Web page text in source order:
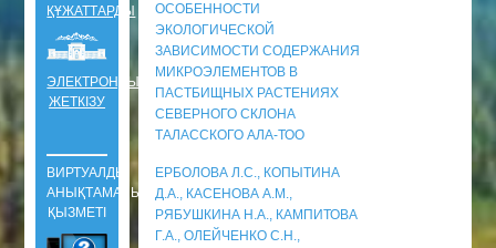
ОСОБЕННОСТИ
ЭКОЛОГИЧЕСКОЙ
ЗАВИСИМОСТИ СОДЕРЖАНИЯ
МИКРОЭЛЕМЕНТОВ В
ПАСТБИЩНЫХ РАСТЕНИЯХ
СЕВЕРНОГО СКЛОНА
ТАЛАССКОГО АЛА-ТОО
ЕРБОЛОВА Л.С., КОПЫТИНА
Д.А., КАСЕНОВА А.М.,
РЯБУШКИНА Н.А., КАМПИТОВА
Г.А., ОЛЕЙЧЕНКО С.Н.,
ҚҰЖАТТАРДЫ
ЭЛЕКТРОНДЫ
ЖЕТКІЗУ
ВИРТУАЛДЫ
АНЫҚТАМАЛЫҚ
ҚЫЗМЕТІ